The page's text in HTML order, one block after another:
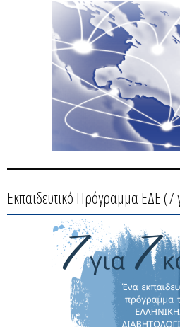
Εκπαιδευτικό Πρόγραμμα ΕΔΕ (7